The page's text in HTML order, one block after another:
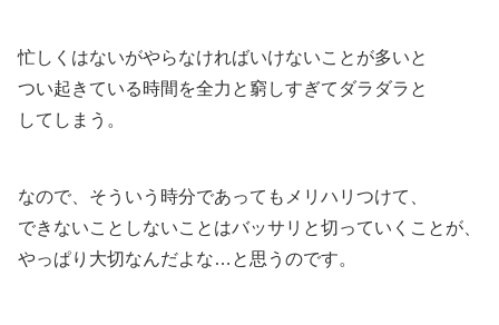
忙しくはないがやらなければいけないことが多いと
つい起きている時間を全力と窮しすぎてダラダラと
してしまう。
なので、そういう時分であってもメリハリつけて、
できないことしないことはバッサリと切っていくことが、
やっぱり大切なんだよな…と思うのです。